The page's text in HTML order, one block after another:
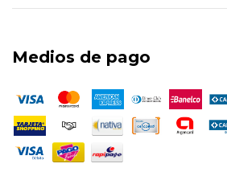
Medios de pago